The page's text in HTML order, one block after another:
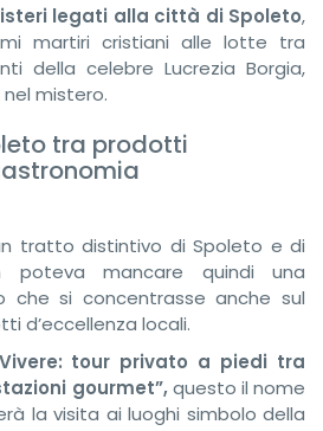
legati alla città di Spoleto,
martiri cristiani alle lotte tra
della celebre Lucrezia Borgia,
mistero.
tra prodotti
tratto distintivo di Spoleto e di
poteva mancare quindi una
che si concentrasse anche sul
d’eccellenza locali.
tour privato a piedi tra
gourmet”,questo il nome
la visita ai luoghi simbolo della